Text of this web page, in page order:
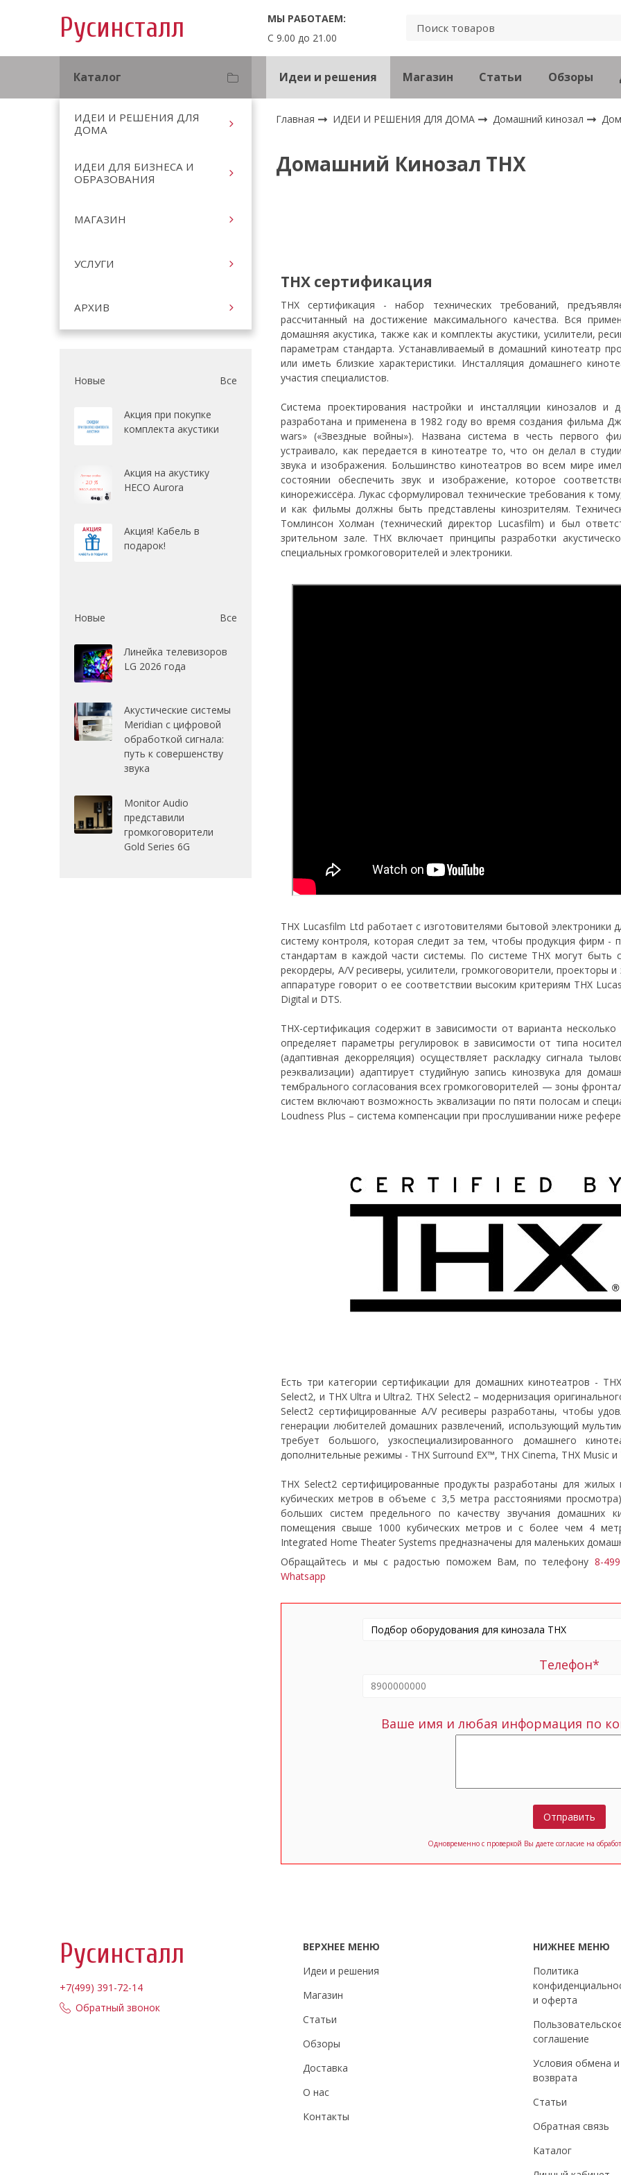
Русинсталл
МЫ РАБОТАЕМ:
С 9.00 до 21.00
Каталог Идеи и решения Магазин Статьи Обзоры
ИДЕИ И РЕШЕНИЯ ДЛЯ
ДОМА
ИДЕИ ДЛЯ БИЗНЕСА И
ОБРАЗОВАНИЯ
МАГАЗИН
УСЛУГИ
АРХИВ
Новые Все
Акция при покупке
комплекта акустики
Акция на акустику
HECO Aurora
Акция! Кабель в
подарок!
Новые Все
Линейка телевизоров
LG 2026 года
Акустические системы
Meridian с цифровой
обработкой сигнала:
путь к совершенству
звука
Monitor Audio
представили
громкоговорители
Gold Series 6G
Главная ИДЕИ И РЕШЕНИЯ ДЛЯ ДОМА Домашний кинозал
Домашний Кинозал THX
THX сертификация
THX сертификация - набор технических требований,
рассчитанный на достижение максимального качества. Вся
домашняя акустика, также как и комплекты акустики, усилители,
параметрам стандарта. Устанавливаемый в домашний кинотеатр
или иметь близкие характеристики. Инсталляция домашнего
участия специалистов.
Система проектирования настройки и инсталляции кинозалов
разработана и применена в 1982 году во время создания фильма
wars» («Звездные войны»). Названа система в честь первого
устраивало, как передается в кинотеатре то, что он делал в
звука и изображения. Большинство кинотеатров во всем мире
состоянии обеспечить звук и изображение, которое
кинорежиссёра. Лукас сформулировал технические требования к
и как фильмы должны быть представлены кинозрителям.
Томлинсон Холман (технический директор Lucasfilm) и был
зрительном зале. THX включает принципы разработки
специальных громкоговорителей и электроники.
THX Lucasfilm Ltd работает с изготовителями бытовой электроники
систему контроля, которая следит за тем, чтобы продукция фирм -
стандартам в каждой части системы. По системе THX могут быть
рекордеры, A/V ресиверы, усилители, громкоговорители, проекторы
аппаратуре говорит о ее соответствии высоким критериям THX
Digital и DTS.
ТНХ-сертификация содержит в зависимости от варианта
определяет параметры регулировок в зависимости от типа
(адаптивная декорреляция) осуществляет раскладку сигнала
реэквализации) адаптирует студийную запись кинозвука для
тембрального согласования всех громкоговорителей — зоны
систем включают возможность эквализации по пяти полосам и
Loudness Plus – система компенсации при прослушивании ниже
Есть три категории сертификации для домашних кинотеатров -
Select2, и THX Ultra и Ultra2. THX Select2 – модернизация
Select2 сертифицированные A/V ресиверы разработаны, чтобы
генерации любителей домашних развлечений, использующий
требует большого, узкоспециализированного домашнего
дополнительные режимы - THX Surround EX™, THX Cinema, THX Music и
THX Select2 сертифицированные продукты разработаны для
кубических метров в объеме с 3,5 метра расстояниями
больших систем предельного по качеству звучания домашних
помещения свыше 1000 кубических метров и с более чем 4
Integrated Home Theater Systems предназначены для маленьких
Обращайтесь и мы с радостью поможем Вам, по телефону 8-
Whatsapp
Телефон*
Ваше имя и любая информация по
Отправить
Одновременно с проверкой Вы даете согласие на
Русинсталл
+7(499) 391-72-14
Обратный звонок
ВЕРХНЕЕ МЕНЮ
Идеи и решения
Магазин
Статьи
Обзоры
Доставка
О нас
Контакты
НИЖНЕЕ МЕНЮ
Политика
и оферта
соглашение
Условия обмена и
возврата
Статьи
Обратная связь
Каталог